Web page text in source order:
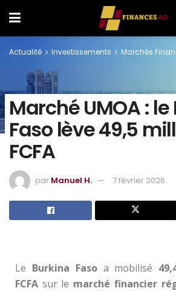
Actualité Investissements Marchés
Marché UMOA :
Faso lève 49,5
FCFA
par Manuel H. 7 février 2026
Le Burkina Fasoa mobilisé
FCFA sur le marché financier